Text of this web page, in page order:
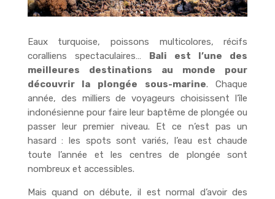
Eaux turquoise, poissons multicolores, récifs
coralliens spectaculaires… Bali est l’une des
meilleures destinations au monde pour
découvrir la plongée sous-marine. Chaque
année, des milliers de voyageurs choisissent l’île
indonésienne pour faire leur baptême de plongée ou
passer leur premier niveau. Et ce n’est pas un
hasard : les spots sont variés, l’eau est chaude
toute l’année et les centres de plongée sont
nombreux et accessibles.
Mais quand on débute, il est normal d’avoir des